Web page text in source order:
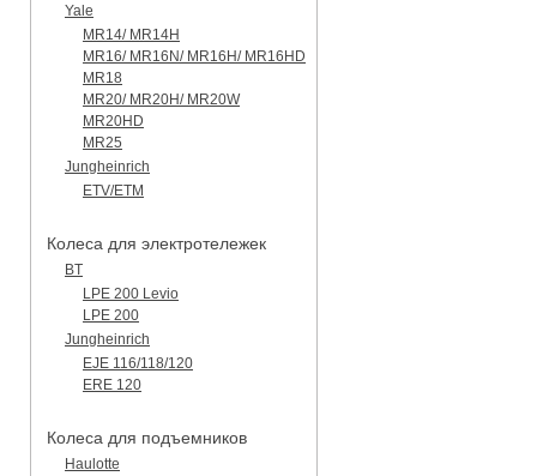
Yale
MR14/ MR14H
MR16/ MR16N/ MR16H/ MR16HD
MR18
MR20/ MR20H/ MR20W
MR20HD
MR25
Jungheinrich
ETV/ETM
Колеса для электротележек
BT
LPE 200 Levio
LPE 200
Jungheinrich
EJE 116/118/120
ERE 120
Колеса для подъемников
Haulotte